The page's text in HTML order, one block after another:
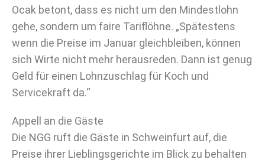
Ocak betont, dass es nicht um den Mindestlohn
gehe, sondern um faire Tariflöhne. „Spätestens
wenn die Preise im Januar gleichbleiben, können
sich Wirte nicht mehr herausreden. Dann ist genug
Geld für einen Lohnzuschlag für Koch und
Servicekraft da.“
Appell an die Gäste
Die NGG ruft die Gäste in Schweinfurt auf, die
Preise ihrer Lieblingsgerichte im Blick zu behalten